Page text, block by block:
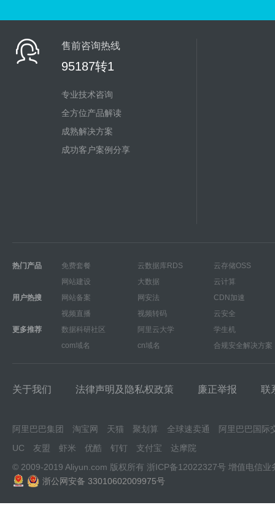
售前咨询热线
95187转1
专业技术咨询
全方位产品解读
成熟解决方案
成功客户案例分享
热门产品 免费套餐 云数据库RDS
云存储OSS
网站建设
大数据
云计算
用户热搜
网站备案 网安法
CDN加速
视频直播
视频转码
云安全
更多推荐
数据科研社区 阿里云大学
学生机
com域名
cn域名 合规安全解决方案
关于我们 法律声明及隐私权政策 廉正举报 联
阿里巴巴集团 淘宝网 天猫 聚划算 全球速卖通
阿里巴巴国际
UC
友盟 虾米 优酷 钉钉 支付宝
达摩院
© 2009-2019 Aliyun.com 版权所有 浙ICP备12022327号 增值电信业
浙公网安备 33010602009975号